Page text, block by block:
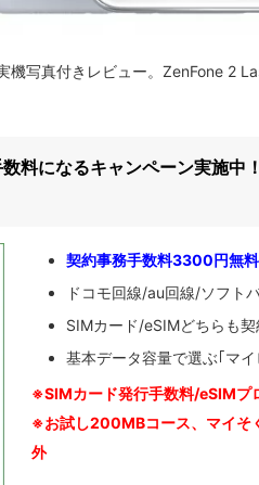
写真付きレビュー。ZenFone 2
料になるキャンペーン実施中！
契約事務手数料3300円無
ドコモ回線/au回線/ソフト
SIMカード/eSIMどちらも
基本データ容量で選ぶ｢マ
※SIMカード発行手数料/eSIM
※お試し200MBコース、マイそ
外